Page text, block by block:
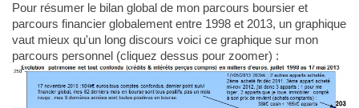
Pour résumer le bilan global de mon parcours boursier et
parcours financier globalement entre 1998 et 2013, un graphique
vaut mieux qu'un long discours voici ce graphique sur mon
parcours personnel (cliquez dessus pour zoomer) :